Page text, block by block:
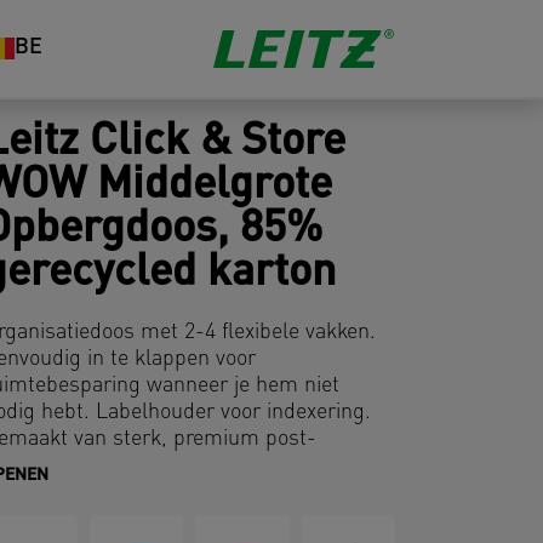
BE
Click & Store
Middelgrote
85%
karton
met 2-4 flexibele vakken.
in te klappen voor
wanneer je hem niet
hebt. Labelhouder voor indexering.
van sterk, premium post-
gerecycled karton. Gelamineerd